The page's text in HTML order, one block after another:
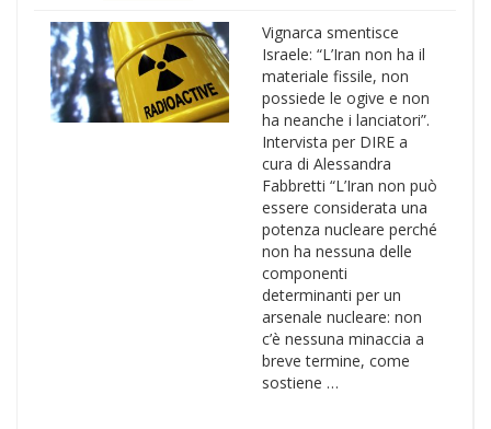
Vignarca smentisce
Israele: “L’Iran non ha il
materiale fissile, non
possiede le ogive e non
ha neanche i lanciatori”.
Intervista per DIRE a
cura di Alessandra
Fabbretti “L’Iran non può
essere considerata una
potenza nucleare perché
non ha nessuna delle
componenti
determinanti per un
arsenale nucleare: non
c’è nessuna minaccia a
breve termine, come
sostiene …